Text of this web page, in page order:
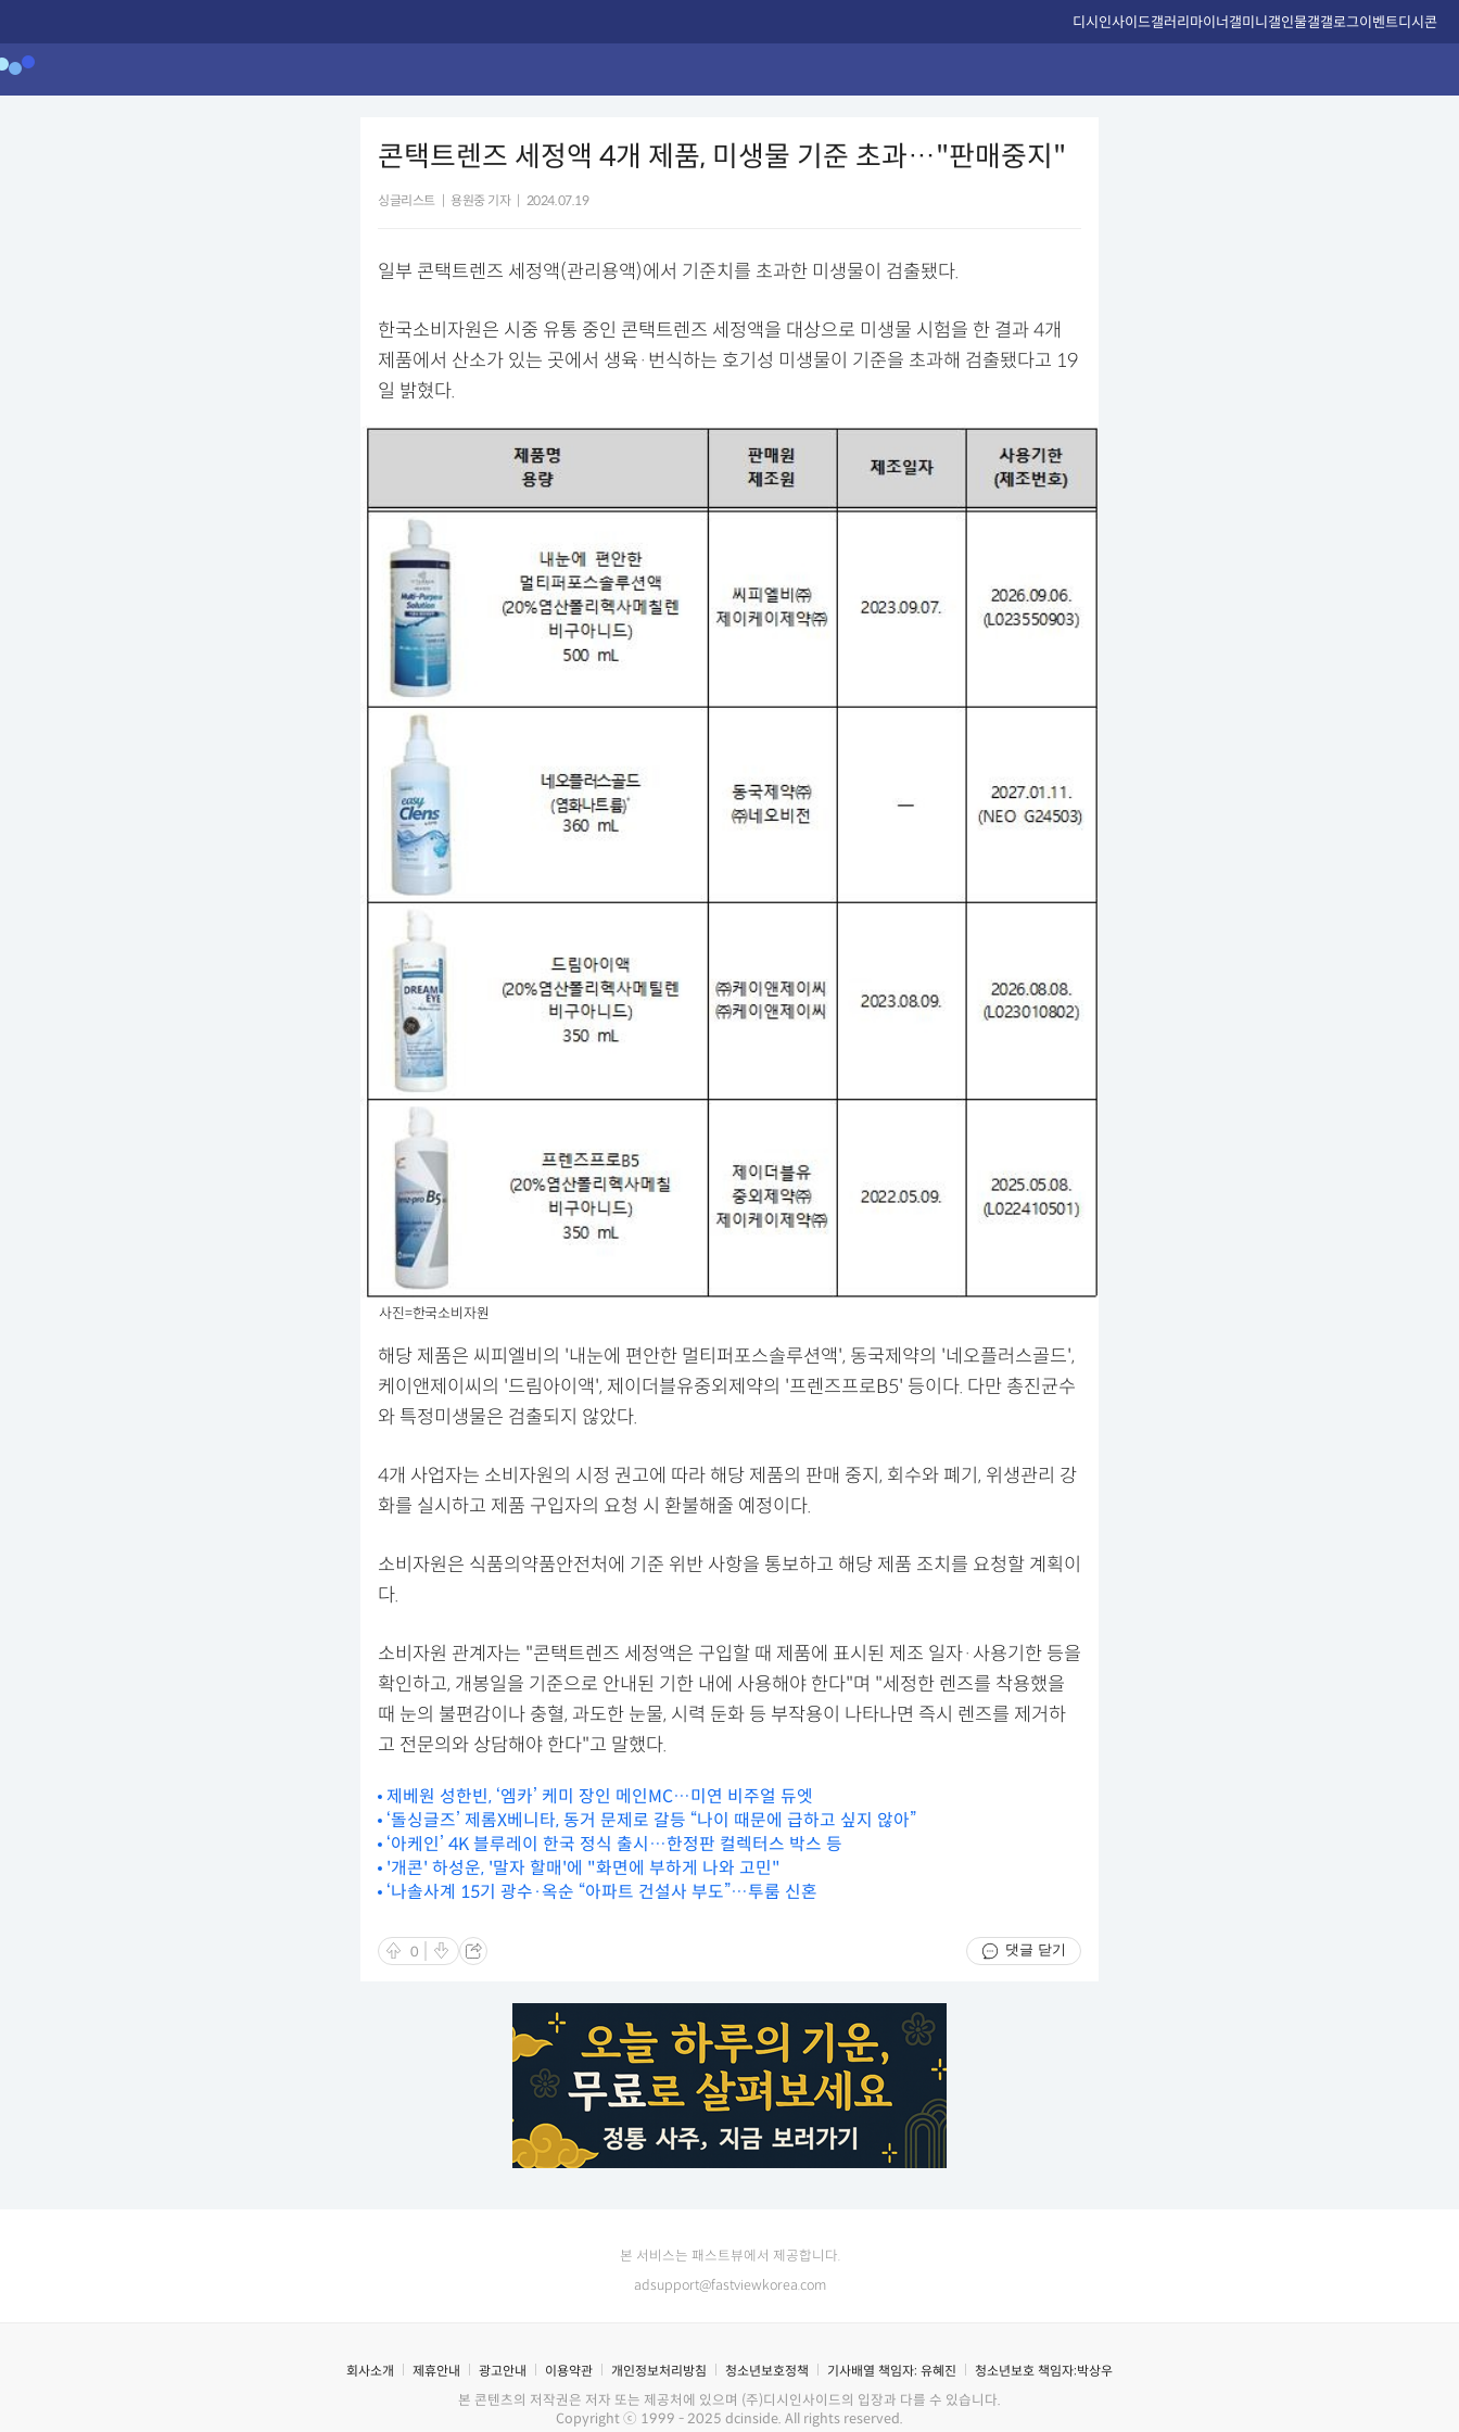
디시인사이드갤러리마이너갤미니갤인물갤갤로그이벤트디시콘
콘택트렌즈 세정액 4개 제품, 미생물 기준 초과…"판매중지"
싱글리스트 용원중 기자 2024.07.19
일부 콘택트렌즈 세정액(관리용액)에서 기준치를 초과한 미생물이 검출됐다.
한국소비자원은 시중 유통 중인 콘택트렌즈 세정액을 대상으로 미생물 시험을 한 결과 4개
제품에서 산소가 있는 곳에서 생육·번식하는 호기성 미생물이 기준을 초과해 검출됐다고 19
일 밝혔다.
사진=한국소비자원
해당 제품은 씨피엘비의 '내눈에 편안한 멀티퍼포스솔루션액', 동국제약의 '네오플러스골드',
케이앤제이씨의 '드림아이액', 제이더블유중외제약의 '프렌즈프로B5' 등이다. 다만 총진균수
와 특정미생물은 검출되지 않았다.
4개 사업자는 소비자원의 시정 권고에 따라 해당 제품의 판매 중지, 회수와 폐기, 위생관리 강
화를 실시하고 제품 구입자의 요청 시 환불해줄 예정이다.
소비자원은 식품의약품안전처에 기준 위반 사항을 통보하고 해당 제품 조치를 요청할 계획이
다.
소비자원 관계자는 "콘택트렌즈 세정액은 구입할 때 제품에 표시된 제조 일자·사용기한 등을
확인하고, 개봉일을 기준으로 안내된 기한 내에 사용해야 한다"며 "세정한 렌즈를 착용했을
때 눈의 불편감이나 충혈, 과도한 눈물, 시력 둔화 등 부작용이 나타나면 즉시 렌즈를 제거하
고 전문의와 상담해야 한다"고 말했다.
제베원 성한빈, ‘엠카’ 케미 장인 메인MC…미연 비주얼 듀엣
‘돌싱글즈’ 제롬X베니타, 동거 문제로 갈등 “나이 때문에 급하고 싶지 않아”
‘아케인’ 4K 블루레이 한국 정식 출시…한정판 컬렉터스 박스 등
'개콘' 하성운, '말자 할매'에 "화면에 부하게 나와 고민"
‘나솔사계 15기 광수·옥순 “아파트 건설사 부도”…투룸 신혼
0 댓글 닫기
본 서비스는 패스트뷰에서 제공합니다.
adsupport@fastviewkorea.com
회사소개 제휴안내 광고안내 이용약관 개인정보처리방침 청소년보호정책 기사배열 책임자: 유혜진 청소년보호 책임자:박상우
본 콘텐츠의 저작권은 저자 또는 제공처에 있으며 (주)디시인사이드의 입장과 다를 수 있습니다.
Copyright ⓒ 1999 - 2025 dcinside. All rights reserved.